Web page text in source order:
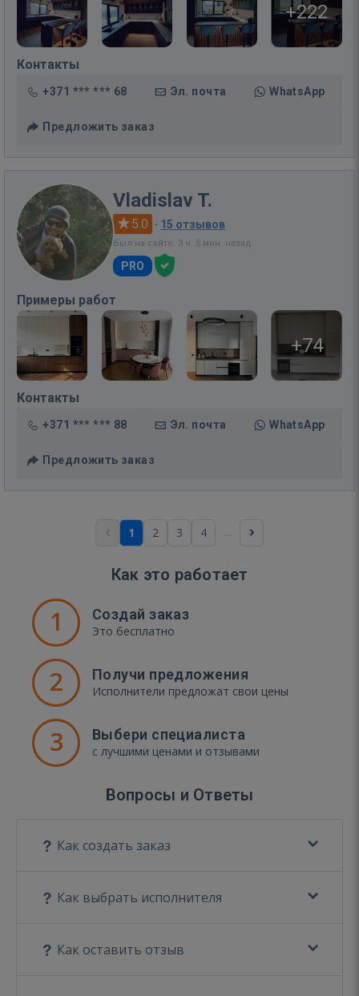
+222
Контакты
+371 *** *** 68 Эл. почта WhatsApp
Предложить заказ
Vladislav T.
5.0 · 15 отзывов
Был на сайте: 3 ч. 5 мин. назад
PRO
Примеры работ
+74
Контакты
+371 *** *** 88 Эл. почта WhatsApp
Предложить заказ
1 2 3 4 ...
Как это работает
1 Создай заказ
Это бесплатно
2 Получи предложения
Исполнители предложат свои цены
3 Выбери специалиста
с лучшими ценами и отзывами
Вопросы и Ответы
Как создать заказ
Как выбрать исполнителя
Как оставить отзыв